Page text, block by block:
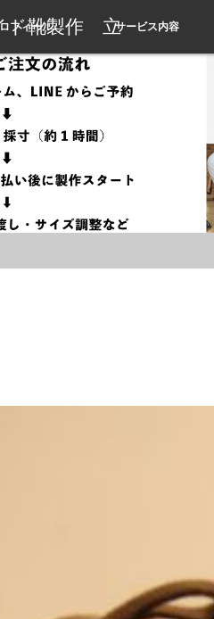
ド靴製作 立
フィール サービス内容